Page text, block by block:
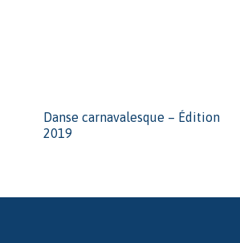
Danse carnavalesque – Édition
2019